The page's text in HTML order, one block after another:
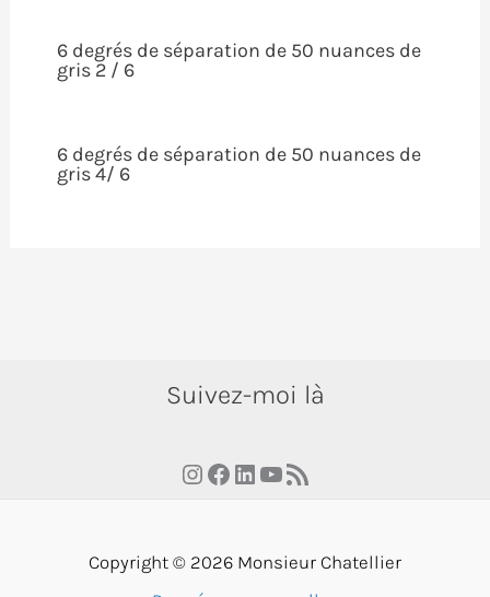
6 degrés de séparation de 50 nuances de
gris 2 / 6
6 degrés de séparation de 50 nuances de
gris 4/ 6
Suivez-moi là
Instagram
Facebook
LinkedIn
YouTube
RSS Feed
Copyright © 2026 Monsieur Chatellier